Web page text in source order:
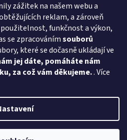
zážitek na našem webu a
reklam, a zároveň
funkčnost a výkon,
se zpracovánímsouborů
které se dočasně ukládají ve
jej dáte, pomáháte nám
za což vám děkujeme.. Více
Ochrana osobních údajů
. Všechna práva vyhrazena.Upravit